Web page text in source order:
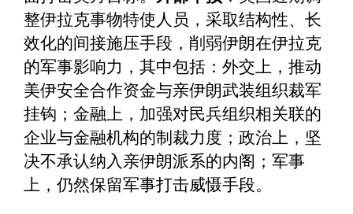
整伊拉克事物特使人员，采取结构性、长
效化的间接施压手段，削弱伊朗在伊拉克
的军事影响力，其中包括：外交上，推动
美伊安全合作资金与亲伊朗武装组织裁军
挂钩；金融上，加强对民兵组织相关联的
企业与金融机构的制裁力度；政治上，坚
决不承认纳入亲伊朗派系的内阁；军事
上，仍然保留军事打击威慑手段。